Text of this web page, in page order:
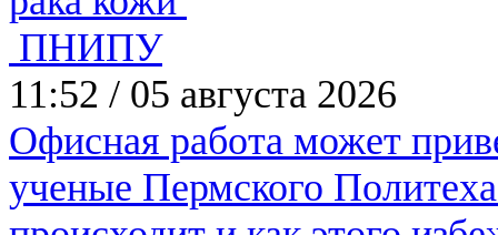
ПНИПУ
11:52 / 05 августа 2026
Офисная работа может
ученые Пермского Политеха